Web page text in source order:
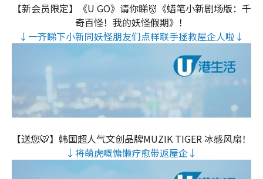
【新会员限定】《U GO》请你睇👹《蜡笔小新剧场版：千
奇百怪！我的妖怪假期》！
↓一齐睇下小新同妖怪朋友们点样联手拯救屋企人啦↓
【送您🐯】韩国超人气文创品牌MUZIK TIGER 冰感风扇！
↓将萌虎嘅慵懒疗愈带返屋企↓